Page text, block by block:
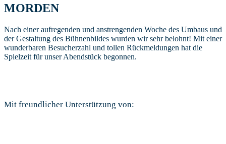
MORDEN
Nach einer aufregenden und anstrengenden Woche des Umbaus und
der Gestaltung des Bühnenbildes wurden wir sehr belohnt! Mit einer
wunderbaren Besucherzahl und tollen Rückmeldungen hat die
Spielzeit für unser Abendstück begonnen.
Mit freundlicher Unterstützung von: